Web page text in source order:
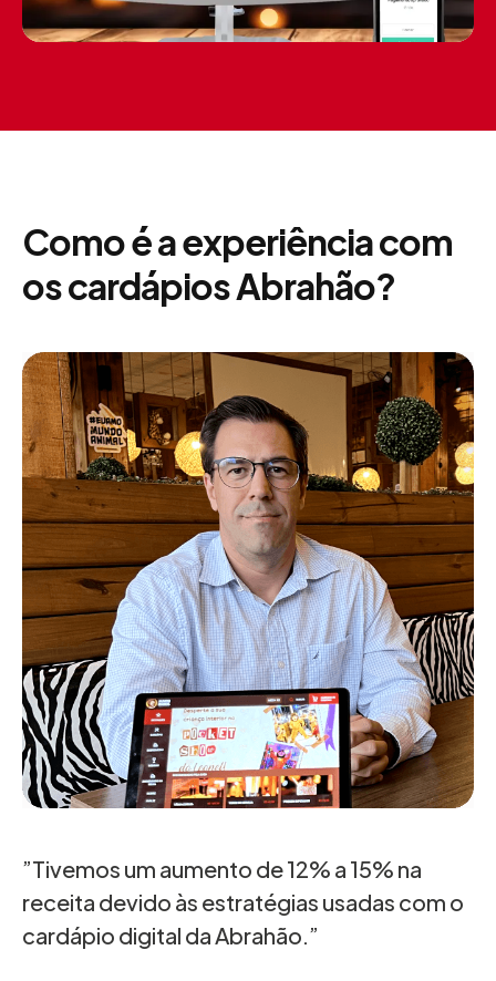
Como é a experiência com
os cardápios Abrahão?
”Tivemos um aumento de 12% a 15% na
receita devido às estratégias usadas com o
cardápio digital da Abrahão.”